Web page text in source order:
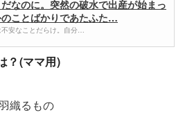
なのに。突然の破水で出産が始まっ
ことばかりであたふた…
安なことだらけ。自分…
？(ママ用)
織るもの